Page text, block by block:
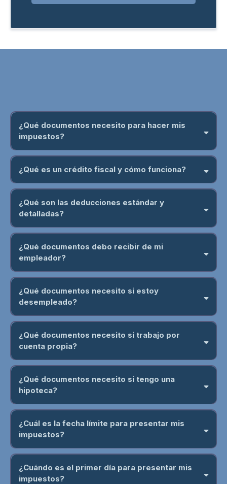
¿Qué documentos necesito para hacer mis
impuestos?
¿Qué es un crédito fiscal y cómo funciona?
¿Qué son las deducciones estándar y
detalladas?
¿Qué documentos debo recibir de mi
empleador?
Formulario 1099-MISC
¿Qué documentos necesito si estoy
desempleado?
se considera
ingreso
Formulario 1099-G
¿Qué documentos necesito si trabajo por
cuenta propia?
Declaración Schedule C
¿Qué documentos necesito si tengo una
hipoteca?
Formulario 1098
¿Cuál es la fecha límite para presentar mis
impuestos?
15 de abril
18 de abril
¿Cuándo es el primer día para presentar mis
impuestos?